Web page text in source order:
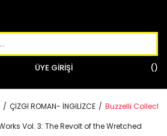
ÜYE GİRİŞİ
ÇİZGİ ROMAN- İNGİLİZCE Buzzelli